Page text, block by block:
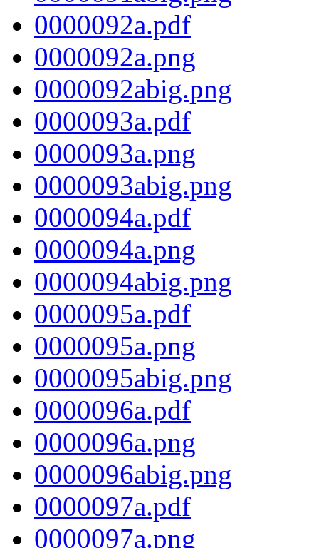
0000092a.pdf
0000092a.png
0000092abig.png
0000093a.pdf
0000093a.png
0000093abig.png
0000094a.pdf
0000094a.png
0000094abig.png
0000095a.pdf
0000095a.png
0000095abig.png
0000096a.pdf
0000096a.png
0000096abig.png
0000097a.pdf
0000097a.png